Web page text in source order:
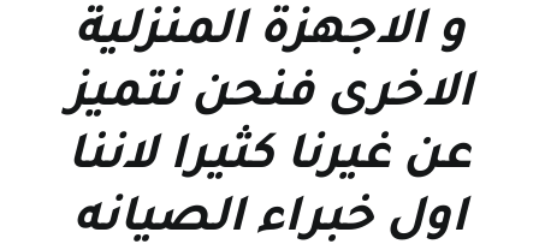
و الاجهزة المنزلية
الاخرى فنحن نتميز
عن غيرنا كثيرا لاننا
اول خبراء الصيانه